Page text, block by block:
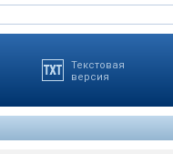
Текстовая
версия